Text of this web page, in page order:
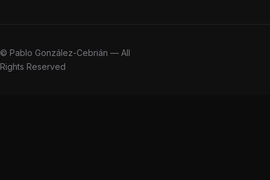
© Pablo González-Cebrián — All
Rights Reserved